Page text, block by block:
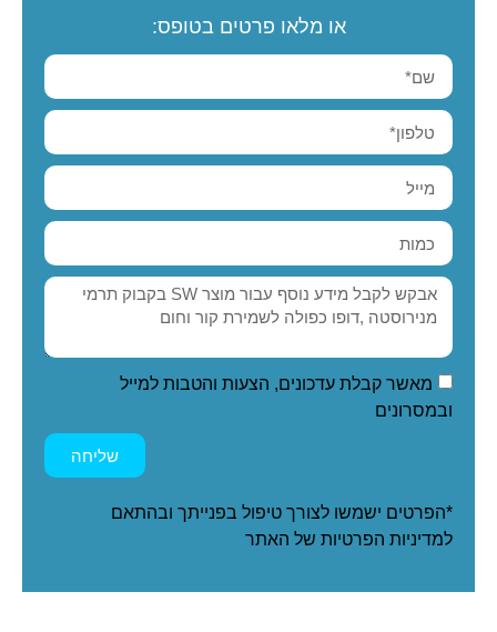
או מלאו פרטים בטופס:
מאשר קבלת עדכונים, הצעות והטבות למייל
ובמסרונים
שליחה
*הפרטים ישמשו לצורך טיפול בפנייתך ובהתאם
למדיניות הפרטיות של האתר